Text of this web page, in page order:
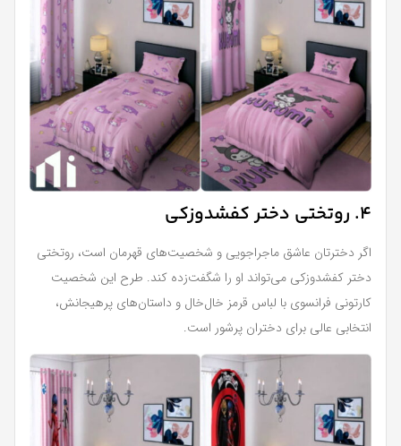
4. روتختی دختر کفشدوزکی
اگر دخترتان عاشق ماجراجویی و شخصیت‌های قهرمان است، روتختی
دختر کفشدوزکی می‌تواند او را شگفت‌زده کند. طرح این شخصیت
کارتونی فرانسوی با لباس قرمز خال‌خال و داستان‌های پرهیجانش،
انتخابی عالی برای دختران پرشور است.